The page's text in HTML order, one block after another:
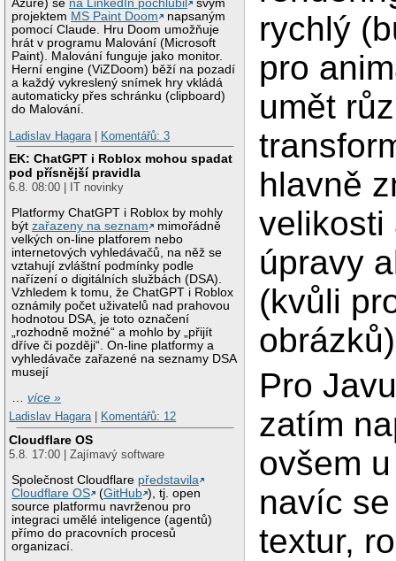
Azure) se na LinkedIn pochlubil
svým
projektem MS Paint Doom
napsaným
pomocí Claude. Hru Doom umožňuje
hrát v programu Malování (Microsoft
Paint). Malování funguje jako monitor.
Herní engine (ViZDoom) běží na pozadí
a každý vykreslený snímek hry vkládá
automaticky přes schránku (clipboard)
do Malování.
Ladislav Hagara
Komentářů: 3
EK: ChatGPT i Roblox mohou spadat
pod přísnější pravidla
6.8. 08:00 | IT novinky
Platformy ChatGPT i Roblox by mohly
býtzařazeny na seznam
mimořádně
velkých on-line platforem nebo
internetových vyhledávačů, na něž se
vztahují zvláštní podmínky podle
nařízení o digitálních službách (DSA).
Vzhledem k tomu, že ChatGPT i Roblox
oznámily počet uživatelů nad prahovou
hodnotou DSA, je toto označení
„rozhodně možné“ a mohlo by „přijít
dříve či později“. On-line platformy a
vyhledávače zařazené na seznamy DSA
musejí
…více »
Ladislav Hagara| Komentářů: 12
Cloudflare OS
5.8. 17:00 | Zajímavý software
Společnost Cloudflare představila
Cloudflare OS
(GitHub ), tj. open
source platformu navrženou pro
integraci umělé inteligence (agentů)
přímo do pracovních procesů
organizací.
rychlý
pro
umět
hlavně
velikosti
úpravy
(kvůli
Pro
zatím
ovšem
navíc
textur,